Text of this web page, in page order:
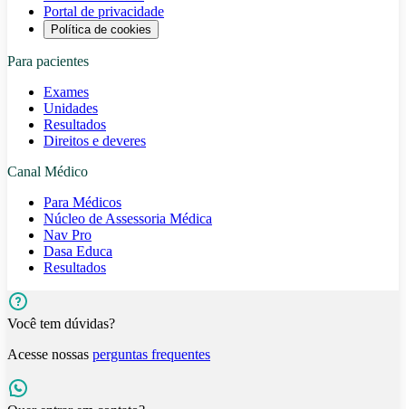
Portal de privacidade
Política de cookies
Para pacientes
Exames
Unidades
Resultados
Direitos e deveres
Canal Médico
Para Médicos
Núcleo de Assessoria Médica
Nav Pro
Dasa Educa
Resultados
Você tem dúvidas?
Acesse nossas perguntas frequentes